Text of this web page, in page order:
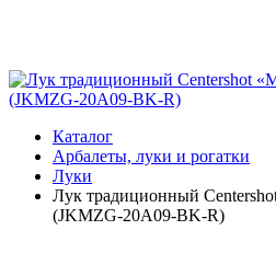
Каталог
Арбалеты, луки и рогатки
Луки
Лук традиционный
(JKMZG-20A09-BK-R)